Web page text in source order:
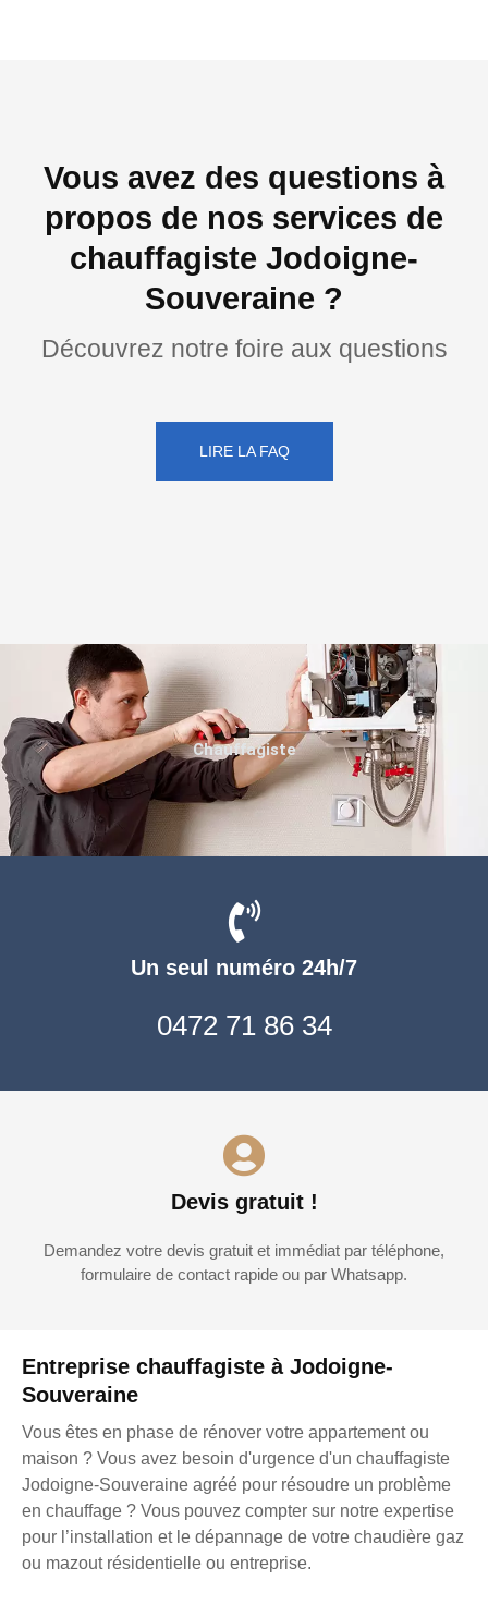
Vous avez des questions à
propos de nos services de
chauffagiste Jodoigne-
Souveraine ?
Découvrez notre foire aux questions
LIRE LA FAQ
Entreprise chauffagiste à Jodoigne-
Souveraine
Vous êtes en phase de rénover votre appartement ou
maison ? Vous avez besoin d'urgence d'un chauffagiste
Jodoigne-Souveraine agréé pour résoudre un problème
en chauffage ? Vous pouvez compter sur notre expertise
pour l’installation et le dépannage de votre chaudière gaz
ou mazout résidentielle ou entreprise.
Un seul numéro 24h/7
0472 71 86 34
Devis gratuit !
Demandez votre devis gratuit et immédiat par téléphone,
formulaire de contact rapide ou par Whatsapp.
Chauffagiste